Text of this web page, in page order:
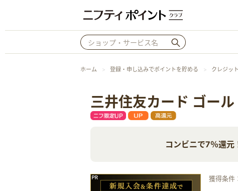
ホーム 登録・申し込みでポイントを貯める クレジッ
三井住友カード ゴール
コンビニで7％還元
獲得条件